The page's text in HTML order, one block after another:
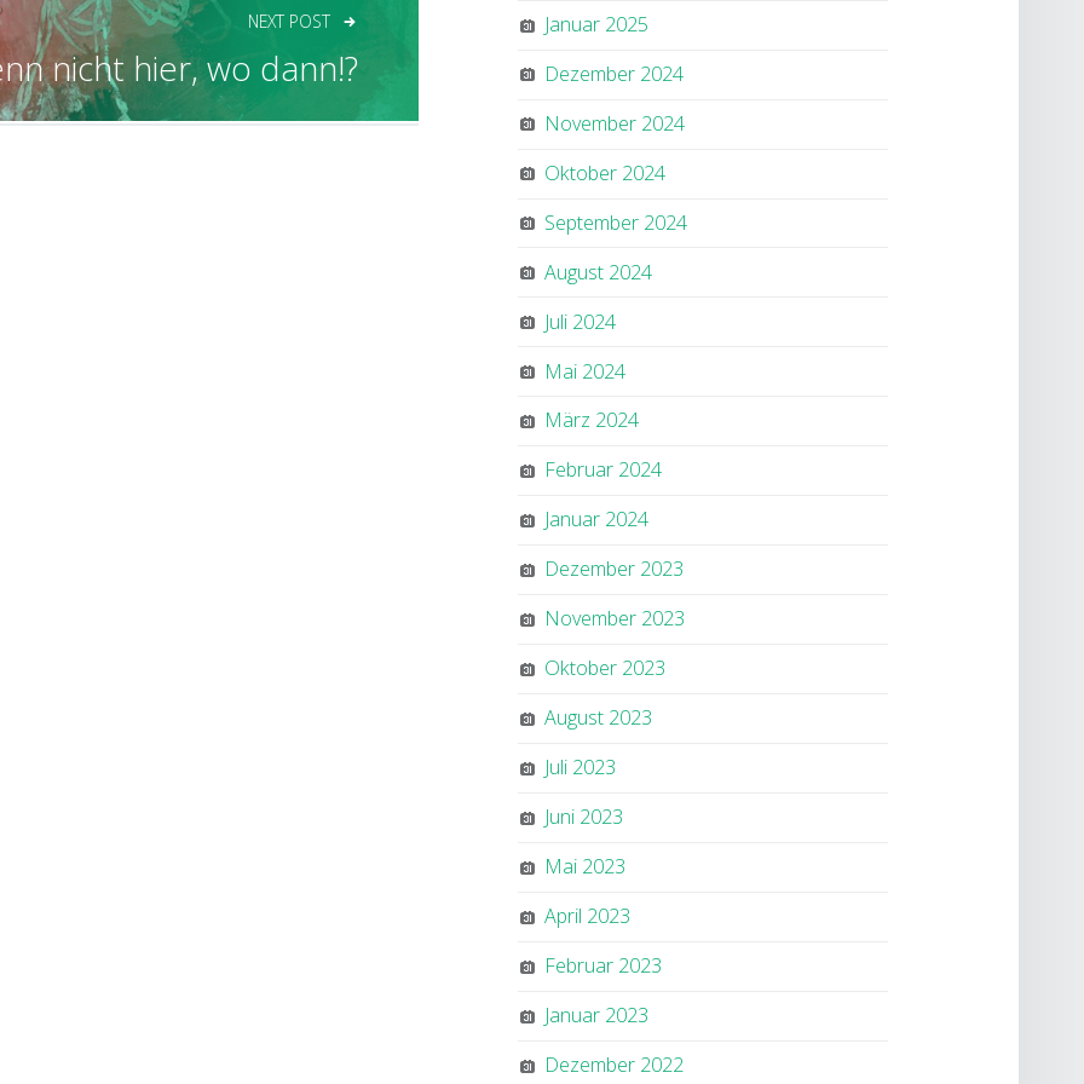
NEXT POST
nicht hier, wo dann!?
Januar 2025
Dezember 2024
November 2024
Oktober 2024
September 2024
August 2024
Juli 2024
Mai 2024
März 2024
Februar 2024
Januar 2024
Dezember 2023
November 2023
Oktober 2023
August 2023
Juli 2023
Juni 2023
Mai 2023
April 2023
Februar 2023
Januar 2023
Dezember 2022